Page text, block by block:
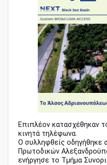
Επιπλέον κατασχέθηκαν
κινητά τηλέφωνα.
Ο συλληφθείς οδηγήθηκε
Πρωτοδικών
ενήργησε το Τμήμα